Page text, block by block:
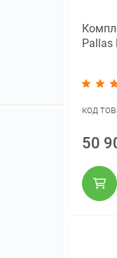
Pallas
код
50